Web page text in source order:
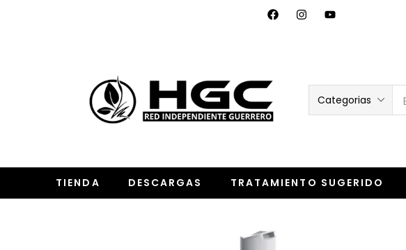
Categorias
TIENDA DESCARGAS TRATAMIENTO SUGERIDO